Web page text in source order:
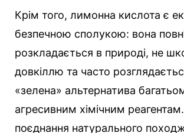
Крім того, лимонна кислота є
безпечною сполукою: вона
розкладається в природі, не
довкіллю та часто
«зелена» альтернатива
агресивним хімічним
поєднання натурального